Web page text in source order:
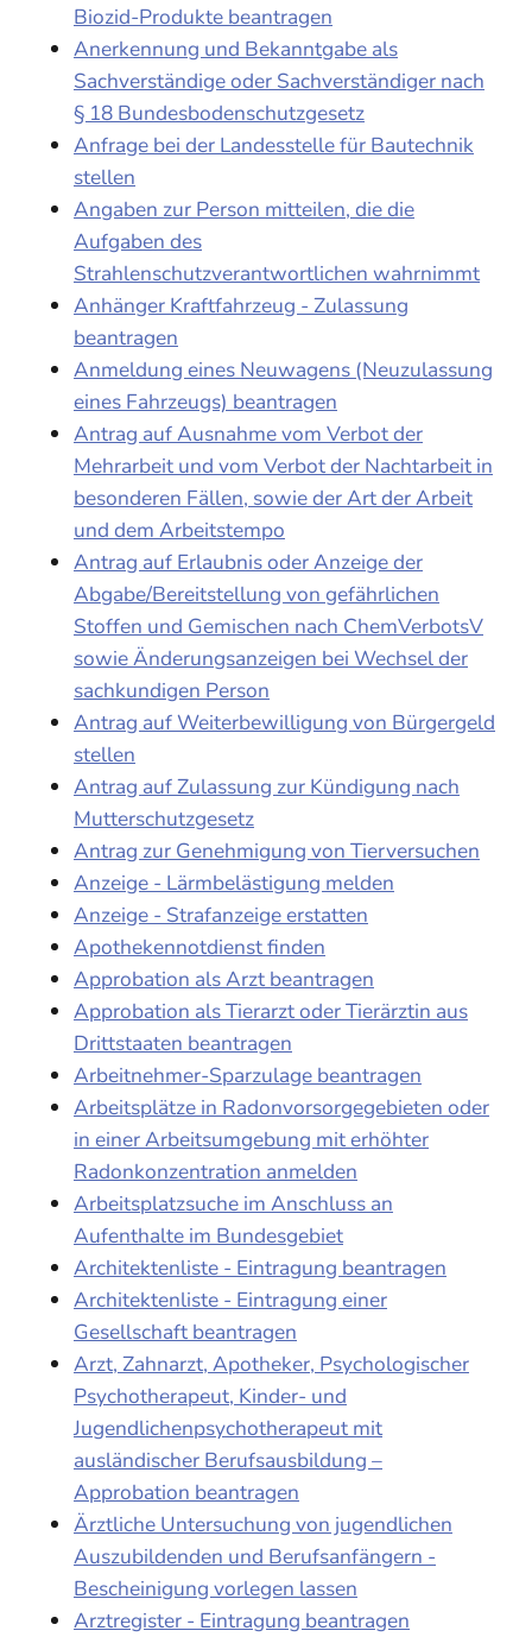
Biozid-Produkte beantragen
Anerkennung und Bekanntgabe als
Sachverständige oder Sachverständiger nach
§ 18 Bundesbodenschutzgesetz
Anfrage bei der Landesstelle für Bautechnik
stellen
Angaben zur Person mitteilen, die die
Aufgaben des
Strahlenschutzverantwortlichen wahrnimmt
Anhänger Kraftfahrzeug - Zulassung
beantragen
Anmeldung eines Neuwagens (Neuzulassung
eines Fahrzeugs) beantragen
Antrag auf Ausnahme vom Verbot der
Mehrarbeit und vom Verbot der Nachtarbeit in
besonderen Fällen, sowie der Art der Arbeit
und dem Arbeitstempo
Antrag auf Erlaubnis oder Anzeige der
Abgabe/Bereitstellung von gefährlichen
Stoffen und Gemischen nach ChemVerbotsV
sowie Änderungsanzeigen bei Wechsel der
sachkundigen Person
Antrag auf Weiterbewilligung von Bürgergeld
stellen
Antrag auf Zulassung zur Kündigung nach
Mutterschutzgesetz
Antrag zur Genehmigung von Tierversuchen
Anzeige - Lärmbelästigung melden
Anzeige - Strafanzeige erstatten
Apothekennotdienst finden
Approbation als Arzt beantragen
Approbation als Tierarzt oder Tierärztin aus
Drittstaaten beantragen
Arbeitnehmer-Sparzulage beantragen
Arbeitsplätze in Radonvorsorgegebieten oder
in einer Arbeitsumgebung mit erhöhter
Radonkonzentration anmelden
Arbeitsplatzsuche im Anschluss an
Aufenthalte im Bundesgebiet
Architektenliste - Eintragung beantragen
Architektenliste - Eintragung einer
Gesellschaft beantragen
Arzt, Zahnarzt, Apotheker, Psychologischer
Psychotherapeut, Kinder- und
Jugendlichenpsychotherapeut mit
ausländischer Berufsausbildung –
Approbation beantragen
Ärztliche Untersuchung von jugendlichen
Auszubildenden und Berufsanfängern -
Bescheinigung vorlegen lassen
Arztregister - Eintragung beantragen